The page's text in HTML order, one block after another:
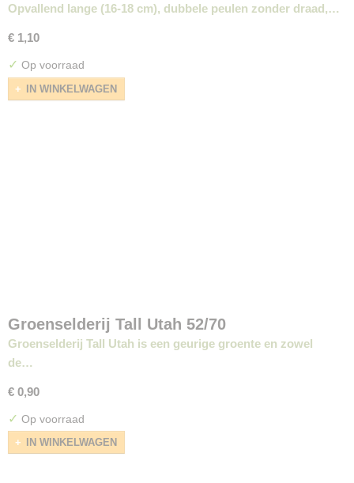
Opvallend lange (16-18 cm), dubbele peulen zonder draad,…
€ 1,10
✓ Op voorraad
IN WINKELWAGEN
Groenselderij Tall Utah 52/70
Groenselderij Tall Utah is een geurige groente en zowel
de…
€ 0,90
✓ Op voorraad
IN WINKELWAGEN